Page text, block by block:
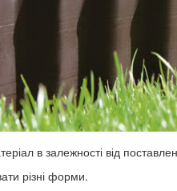
в залежності від
різні форми.